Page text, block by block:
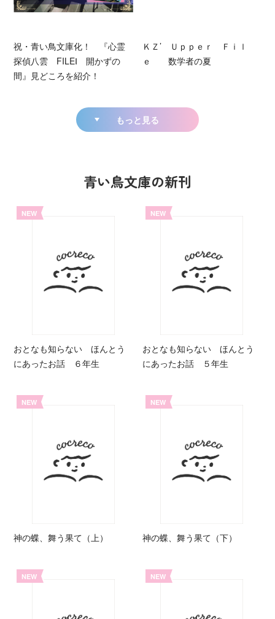
祝・青い鳥文庫化！ 『心霊
探偵八雲 FILEⅠ 開かずの
間』見どころを紹介！
ＫＺ’ Ｕｐｐｅｒ Ｆｉｌ
ｅ 数学者の夏
もっと見る
青い鳥文庫の新刊
NEW
おとなも知らない ほんとう
にあったお話 ６年生
NEW
おとなも知らない ほんとう
にあったお話 ５年生
NEW
神の蝶、舞う果て（上）
NEW
神の蝶、舞う果て（下）
NEW NEW